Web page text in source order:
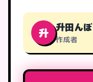
升 升田んぼ
作成者